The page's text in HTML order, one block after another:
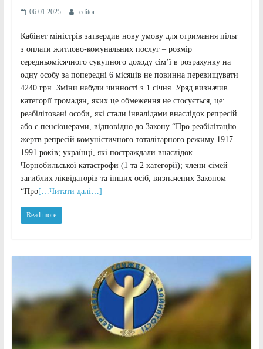
06.01.2025 editor
Кабінет міністрів затвердив нову умову для отримання пільг
з оплати житлово-комунальних послуг – розмір
середньомісячного сукупного доходу сім’ї в розрахунку на
одну особу за попередні 6 місяців не повинна перевищувати
4240 грн. Зміни набули чинності з 1 січня. Уряд визначив
категорії громадян, яких це обмеження не стосується, це:
реабілітовані особи, які стали інвалідами внаслідок репресій
або є пенсіонерами, відповідно до Закону “Про реабілітацію
жертв репресій комуністичного тоталітарного режиму 1917–
1991 років; українці, які постраждали внаслідок
Чорнобильської катастрофи (1 та 2 категорії); члени сімей
загиблих ліквідаторів та інших осіб, визначених Законом
“Про[…Читати далі…]
Read more